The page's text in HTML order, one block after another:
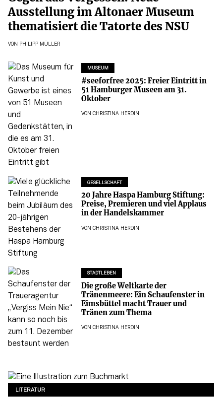
Ausstellung im Altonaer Museum
thematisiert die Tatorte des NSU
VON PHILIPP MÜLLER
MUSEUM
#seeforfree 2025: Freier Eintritt in
51 Hamburger Museen am 31.
Oktober
VON CHRISTINA HERDIN
GESELLSCHAFT
20 Jahre Haspa Hamburg Stiftung:
Preise, Premieren und viel Applaus
in der Handelskammer
VON CHRISTINA HERDIN
STADTLEBEN
Die große Weltkarte der
Tränenmeere: Ein Schaufenster in
Eimsbüttel macht Trauer und
Tränen zum Thema
VON CHRISTINA HERDIN
LITERATUR